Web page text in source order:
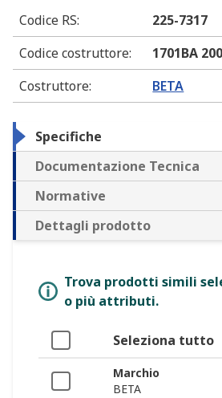
Codice RS:
225-7317
Codice costruttore:
1701BA 200
Costruttore: BETA
Specifiche
Documentazione Tecnica
Normative
Dettagli prodotto
Trova prodotti simili
o più attributi.
Seleziona tutto
Marchio
BETA